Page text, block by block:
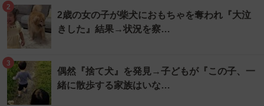
2
2歳の女の子が柴犬におもちゃを奪われ『大泣
きした』結果→状況を察…
3
偶然『捨て犬』を発見→子どもが『この子、一
緒に散歩する家族はいな…